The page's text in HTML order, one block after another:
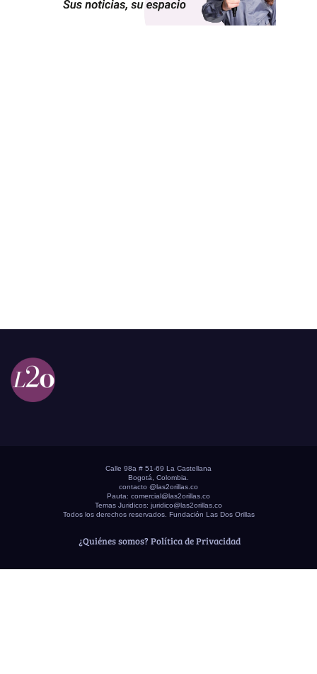
Calle 98a # 51-69 La Castellana
Bogotá, Colombia.
contacto @las2orillas.co
Pauta: comercial@las2orillas.co
Temas Juridicos: juridico@las2orillas.co
Todos los derechos reservados. Fundación Las Dos Orillas
¿Quiénes somos? Política de Privacidad